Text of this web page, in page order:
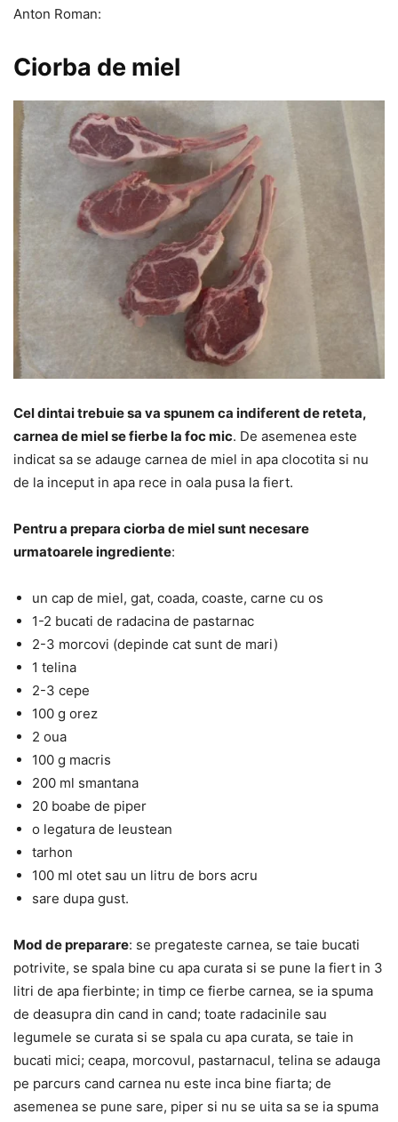
Anton Roman:
Ciorba de miel
Cel dintai trebuie sa va spunem ca indiferent de reteta,
carnea de miel se fierbe la foc mic. De asemenea este
indicat sa se adauge carnea de miel in apa clocotita si nu
de la inceput in apa rece in oala pusa la fiert.
Pentru a prepara ciorba de miel sunt necesare
urmatoarele ingrediente:
un cap de miel, gat, coada, coaste, carne cu os
1-2 bucati de radacina de pastarnac
2-3 morcovi (depinde cat sunt de mari)
1 telina
2-3 cepe
100 g orez
2 oua
100 g macris
200 ml smantana
20 boabe de piper
o legatura de leustean
tarhon
100 ml otet sau un litru de bors acru
sare dupa gust.
Mod de preparare: se pregateste carnea, se taie bucati
potrivite, se spala bine cu apa curata si se pune la fiert in 3
litri de apa fierbinte; in timp ce fierbe carnea, se ia spuma
de deasupra din cand in cand; toate radacinile sau
legumele se curata si se spala cu apa curata, se taie in
bucati mici; ceapa, morcovul, pastarnacul, telina se adauga
pe parcurs cand carnea nu este inca bine fiarta; de
asemenea se pune sare, piper si nu se uita sa se ia spuma